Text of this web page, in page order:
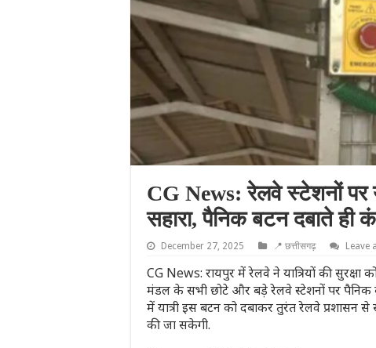
CG News: रेलवे स्टेशनों पर
सहारा, पैनिक बटन दबाते ही
December 27, 2025 📍 छत्तीसगढ़ Leave
CG News: रायपुर में रेलवे ने यात्रियों की
मंडल के सभी छोटे और बड़े रेलवे स्टेशनों पर पैनिक
में यात्री इस बटन को दबाकर तुरंत रेलवे प्रशासन
की जा सकेगी.